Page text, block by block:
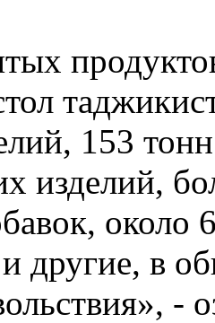
153
изделий,
около
другие, в
-